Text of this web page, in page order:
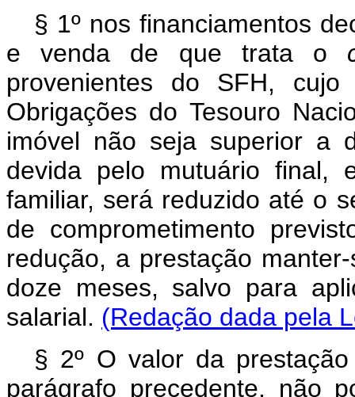
§ 1º nos financiamentos
e venda de que trata o
provenientes do SFH,
Obrigações do Tesouro
imóvel não seja superior a
devida pelo mutuário final,
familiar, será reduzido até o
de comprometimento
redução, a prestação
doze meses, salvo para
salarial. (Redação dada pela
§ 2º O valor da
parágrafo precedente, não